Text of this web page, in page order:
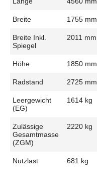
Breite 1755 mm
Breite Inkl.
Spiegel
2011 mm
Höhe 1850 mm
Radstand 2725 mm
Leergewicht
(EG)
1614 kg
Zulässige
Gesamtmasse
(zGM)
2220 kg
Nutzlast 681 kg